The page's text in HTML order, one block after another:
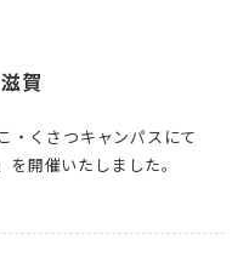
賀
・くさつキャンパスにて
を開催いたしました。